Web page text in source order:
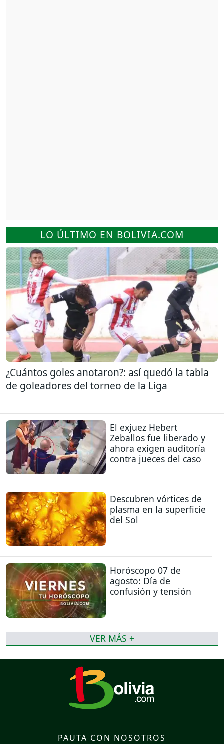
LO ÚLTIMO EN BOLIVIA.COM
¿Cuántos goles anotaron?: así quedó la tabla
de goleadores del torneo de la Liga
El exjuez Hebert
Zeballos fue liberado y
ahora exigen auditoría
contra jueces del caso
Descubren vórtices de
plasma en la superficie
del Sol
Horóscopo 07 de
agosto: Día de
confusión y tensión
VER MÁS +
PAUTA CON NOSOTROS